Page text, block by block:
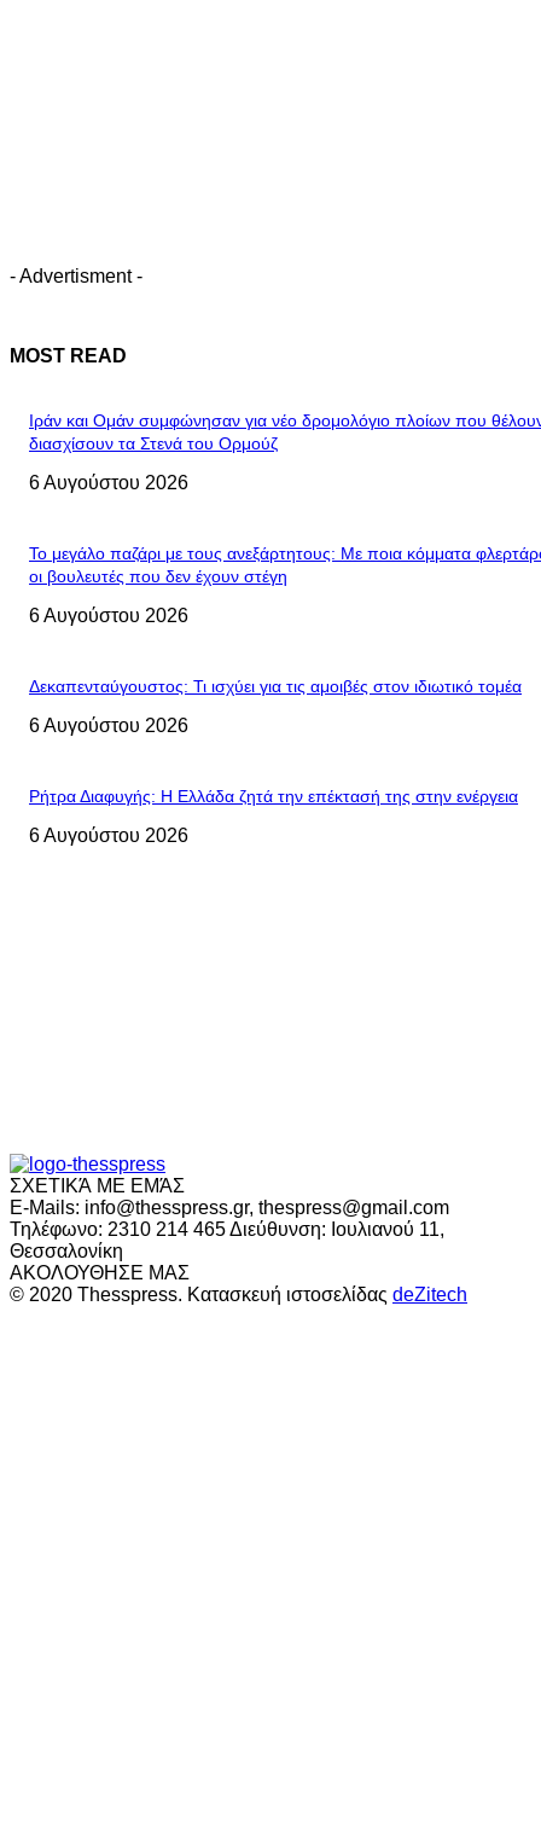
- Advertisment -
MOST READ
Ιράν και Ομάν συμφώνησαν για νέο δρομολόγιο πλοίων που
διασχίσουν τα Στενά του Ορμούζ
6 Αυγούστου 2026
Το μεγάλο παζάρι με τους ανεξάρτητους: Με ποια κόμματα
οι βουλευτές που δεν έχουν στέγη
6 Αυγούστου 2026
Δεκαπενταύγουστος: Τι ισχύει για τις αμοιβές στον ιδιωτικό τομέα
6 Αυγούστου 2026
Ρήτρα Διαφυγής: Η Ελλάδα ζητά την επέκτασή της στην ενέργεια
6 Αυγούστου 2026
ΣΧΕΤΙΚΆ ΜΕ ΕΜΆΣ
E-Mails: info@thesspress.gr, thespress@gmail.com
Τηλέφωνο: 2310 214 465 Διεύθυνση: Ιουλιανού 11,
Θεσσαλονίκη
ΑΚΟΛΟΥΘΗΣΕ ΜΑΣ
© 2020 Thesspress. Κατασκευή ιστοσελίδας deZitech